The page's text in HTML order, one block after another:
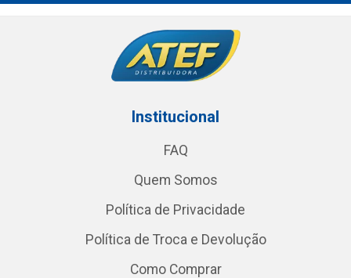
Institucional
FAQ
Quem Somos
Política de Privacidade
Política de Troca e Devolução
Como Comprar